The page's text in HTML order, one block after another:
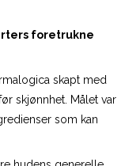
foretrukne
skapt med
skjønnhet. Målet var
som kan